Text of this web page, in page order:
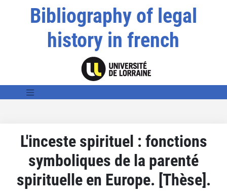
Bibliography of legal
history in french
L'inceste spirituel : fonctions
symboliques de la parenté
spirituelle en Europe. [Thèse].